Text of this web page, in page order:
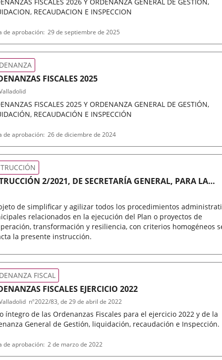
RECAUDACION E INSPECCION
de aprobación 29 de septiembre de 2025
FISCALES 2025
FISCALES 2025 Y ORDENANZA GENERAL DE GESTIÓN,
RECAUDACIÓN E INSPECCIÓN
de aprobación 26 de diciembre de 2024
2/2021, DE SECRETARÍA GENERAL, PARA LA
RELACIONADOS CON PROYECTOS DE
TRANSFORMACIÓN Y RESILIENCIA.
de simplificar y agilizar todos los procedimientos
relacionados en la ejecución del Plan o proyectos de
transformación y resiliencia, con criterios homogéneos
la presente instrucción.
FISCALES EJERCICIO 2022
íntegro de las Ordenanzas Fiscales para el ejercicio 2022 y de la
General de Gestión, liquidación, recaudación e Inspección.
FISCAL
nº2022/83, de 29 de abril de 2022
de aprobación 2 de marzo de 2022